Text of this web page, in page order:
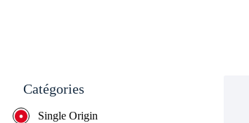
Catégories
Single Origin